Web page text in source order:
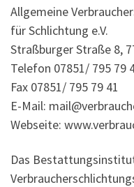
Allgemeine
für Schlichtung e.V.
Straßburger Straße 8,
Telefon 07851/ 795 79
Fax 07851/ 795 79 41
E-Mail:
Webseite:
Das